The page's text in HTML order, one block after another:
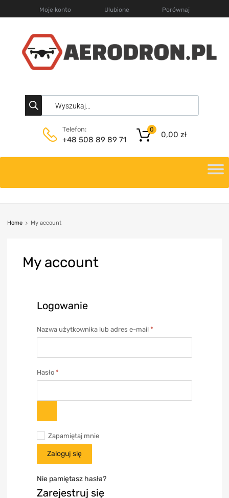
Moje konto Ulubione Porównaj
Telefon:
+48 508 89 89 71
0,00 zł
0
Home My account
Myaccount
Logowanie
Nazwa użytkownika lub adres e-mail *
Hasło *
Zapamiętaj mnie
Zaloguj się
Nie pamiętasz hasła?
Zarejestruj się